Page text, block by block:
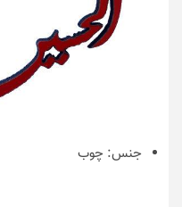
جنس: چوب